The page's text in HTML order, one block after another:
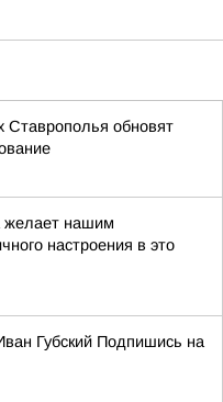
Ставрополья обновят
желает нашим
настроения в это
Губский Подпишись на